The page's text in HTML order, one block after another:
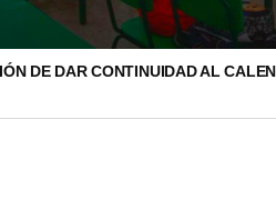
DE DAR CONTINUIDAD AL